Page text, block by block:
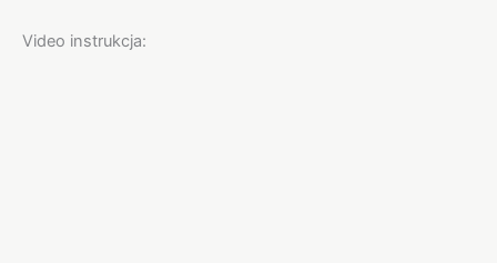
Video instrukcja: